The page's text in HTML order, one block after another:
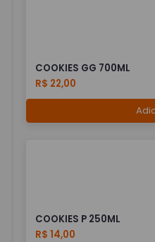
COOKIES GG 700ML
R$ 22,00
COOKIES P 250ML
R$ 14,00